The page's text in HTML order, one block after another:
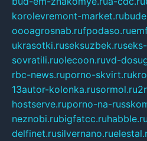
korolevremont-market.ru
oooagrosnab.rufpodaso.ru
ukrasotki.ruseksuzbek.ru
sovratili.ruolecoon.ruvd-
rbc-news.ruporno-skvirt.ru
13autor-kolonka.rusormol.ru
hostserve.ruporno-na-
neznobi.rubigfatcc.ruhabble.ru
delfinet.rusilvernano.ru